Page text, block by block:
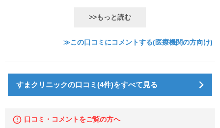
>>もっと読む
≫この口コミにコメントする(医療機関の方向け)
すまクリニックの口コミ(4件)をすべて見る
口コミ・コメントをご覧の方へ